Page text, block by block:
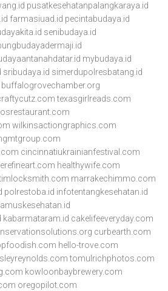
pusatkesehatanpalangkaraya.id
farmasiuad.id pecintabudaya.id
senibudaya.id
mybudaya.id
sribudaya.id simerdupolresbatang.id
buffalogrovechamber.org
texasgirlreads.com
wilkinsactiongraphics.com
cincinnatiukrainianfestival.com
healthywife.com
marrakechimmo.com
polrestoba.id infotentangkesehatan.id
kabarmataram.id cakelifeeveryday.com
curbearth.com
hello-trove.com
tomulrichphotos.com
kowloonbaybrewery.com
oregopilot.com